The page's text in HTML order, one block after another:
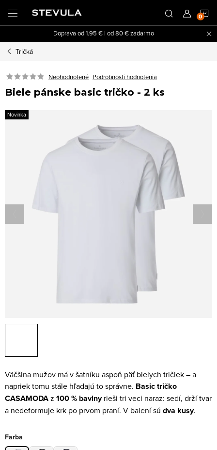
obsah
Doprava od 1.95 € | od 80 € zadarmo
Tričká
Neohodnotené Podrobnosti hodnotenia
Biele pánske basic tričko - 2 ks
Novinka
Väčšina mužov má v šatníku aspoň päť bielych tričiek – a
napriek tomu stále hľadajú to správne. Basic tričko
CASAMODAz 100 % bavlnyrieši tri veci naraz: sedí, drží tvar
a nedeformuje krk po prvom praní. V balení sú dva kusy.
Farba